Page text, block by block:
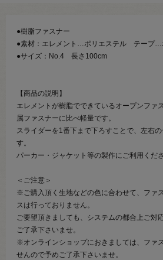
●樹脂ファスナー
●素材：エレメント…ポリエステル テープ…
●サイズ：No.4 長さ100cm
【商品の説明】
エレメントが樹脂でできているオープンファ
属ファスナーに比べ軽量です。
スライダーを1番下まで下ろすことで、左右
す。
パーカー・ジャケット等の製作にご利用くださ
＜ご注意＞
※ご購入頂く生地などの色に合わせて、ファ
スは行っておりません。
ご要望頂きましても、システムの都合上ご対
ご了承下さいませ。
※オンラインショップにおきましては、ファ
せんので予めご了承下さいませ。